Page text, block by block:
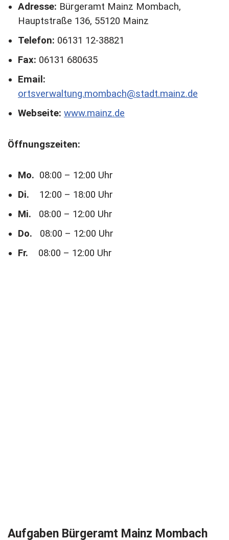
Adresse: Bürgeramt Mainz Mombach,
Hauptstraße 136, 55120 Mainz
Telefon: 06131 12-38821
Fax: 06131 680635
Email:
ortsverwaltung.mombach@stadt.mainz.de
Webseite: www.mainz.de
Öffnungszeiten:
Mo. 08:00 – 12:00 Uhr
Di. 12:00 – 18:00 Uhr
Mi. 08:00 – 12:00 Uhr
Do. 08:00 – 12:00 Uhr
Fr. 08:00 – 12:00 Uhr
Aufgaben Bürgeramt Mainz Mombach